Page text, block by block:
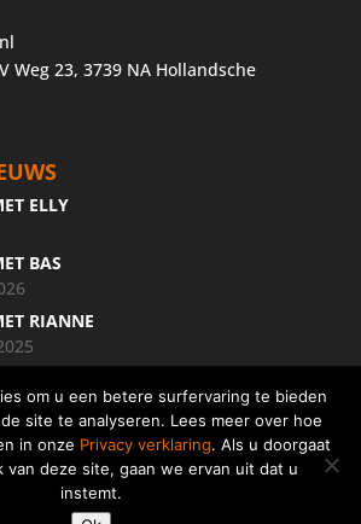
Weg 23, 3739 NA Hollandsche
ELLY
BAS
RIANNE
KernTalentenanalisten Nederland
om u een betere surfervaring te bieden
site te analyseren. Lees meer over hoe
in onze Privacy verklaring. Als u doorgaat
van deze site, gaan we ervan uit dat u
instemt.